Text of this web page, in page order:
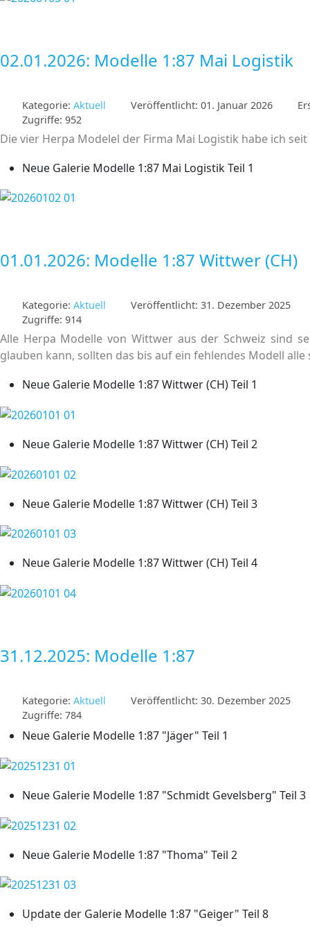
02.01.2026: Modelle 1:87 Mai Logistik
Kategorie: Aktuell Veröffentlicht: 01. Januar 2026
Zugriffe: 952
Die vier Herpa Modelel der Firma Mai Logistik habe ich
Neue Galerie Modelle 1:87 Mai Logistik Teil 1
01.01.2026: Modelle 1:87 Wittwer (CH)
Kategorie: Aktuell
Veröffentlicht: 31. Dezember 2025
Zugriffe: 914
Alle Herpa Modelle von Wittwer aus der Schweiz sind
glauben kann, sollten das bis auf ein fehlendes Modell alle
Neue Galerie Modelle 1:87 Wittwer (CH) Teil 1
Neue Galerie Modelle 1:87 Wittwer (CH) Teil 2
Neue Galerie Modelle 1:87 Wittwer (CH) Teil 3
Neue Galerie Modelle 1:87 Wittwer (CH) Teil 4
31.12.2025: Modelle 1:87
Kategorie: Aktuell
Veröffentlicht: 30. Dezember 2025
Zugriffe: 784
Neue Galerie Modelle 1:87 "Jäger" Teil 1
Neue Galerie Modelle 1:87 "Schmidt Gevelsberg" Teil 3
Neue Galerie Modelle 1:87 "Thoma" Teil 2
Update der Galerie Modelle 1:87 "Geiger" Teil 8